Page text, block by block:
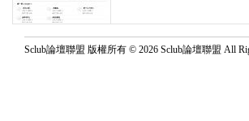
Sclub論壇聯盟 版權所有 © 2026 Sclub論壇聯盟 All